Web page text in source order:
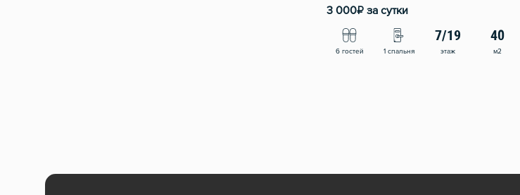
3 000₽ за сутки
6 гостей 1 спальня
7/19
этаж
40
м2